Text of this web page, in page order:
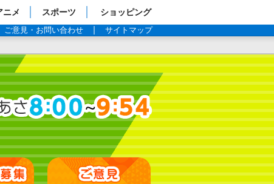
ニメ スポーツ ショッピング
ご意見・お問い合わせ サイトマップ